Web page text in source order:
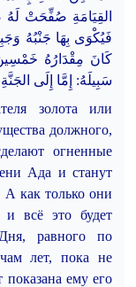
القِيَامَةِ صُفِحَتْ لَهُ
فَيُكْوَى بِهَا جَنْبُهُ
كَانَ مِقْدَارُهُ
سَبِيلَهُ: إِمَّا إِلَى
золота или
должного,
огненные
Ада и станут
как только они
и всё это будет
равного по
лет, пока не
ему его